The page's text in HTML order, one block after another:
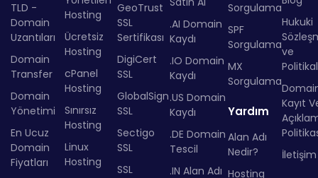
TLD -
Domain
Uzantıları
Domain
Transfer
Domain
Yönetimi
En Ucuz
Domain
Fiyatları
Hosting
Ücretsiz
Hosting
cPanel
Hosting
Sınırsız
Hosting
Linux
Hosting
GeoTrust
SSL
Sertifikası
DigiCert
SSL
GlobalSign
SSL
Sectigo
SSL
SSL
.AI Domain
Kaydı
.IO Domain
Kaydı
.US Domain
Kaydı
.DE Domain
Tescil
.IN Alan Adı
Sorgulama
SPF
Sorgulama
MX
Sorgulama
Yardım
Alan Adı
Nedir?
Hosting
Hukuki
ve
Kayıt
İletişim